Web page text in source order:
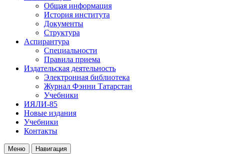
Общая информация
История института
Документы
Структура
Аспирантура
Специальности
Правила приема
Издательская деятельность
Электронная библиотека
Журнал Фэнни Татарстан
Учебники
ИЯЛИ-85
Новые издания
Учебники
Контакты
Меню Навигация